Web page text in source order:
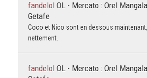
fandelol OL - Mercato : Orel
Getafe
Coco et Nico sont en dessous
nettement.
fandelol OL - Mercato : Orel